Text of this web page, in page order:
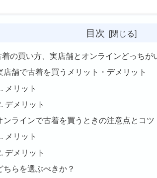
目次
着の買い方、実店舗とオンラインどっちが
店舗で古着を買うメリット・デメリット
メリット
デメリット
ンラインで古着を買うときの注意点とコツ
メリット
デメリット
ちらを選ぶべきか？